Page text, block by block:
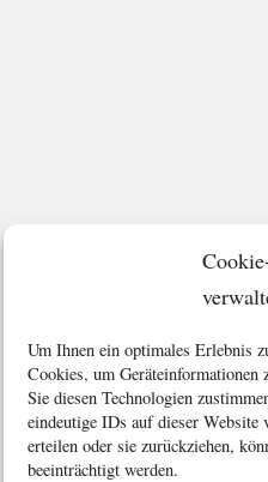
Um Ihnen ein optimales Erlebnis
Cookies, um Geräteinformationen
Sie diesen Technologien
eindeutige IDs auf dieser
erteilen oder sie zurückziehen,
beeinträchtigt werden.